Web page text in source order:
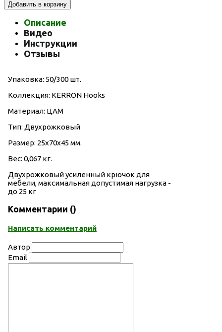
Добавить в корзину
Описание
Видео
Инструкции
Отзывы
Упаковка: 50/300 шт.
Коллекция: KERRON Hooks
Материал: ЦАМ
Тип: Двухрожковый
Размер: 25х70х45 мм.
Вес: 0,067 кг.
Двухрожковый усиленный крючок для
мебели, максимальная допустимая нагрузка -
до 25 кг
Комментарии ()
Написать комментарий
Автор
Email